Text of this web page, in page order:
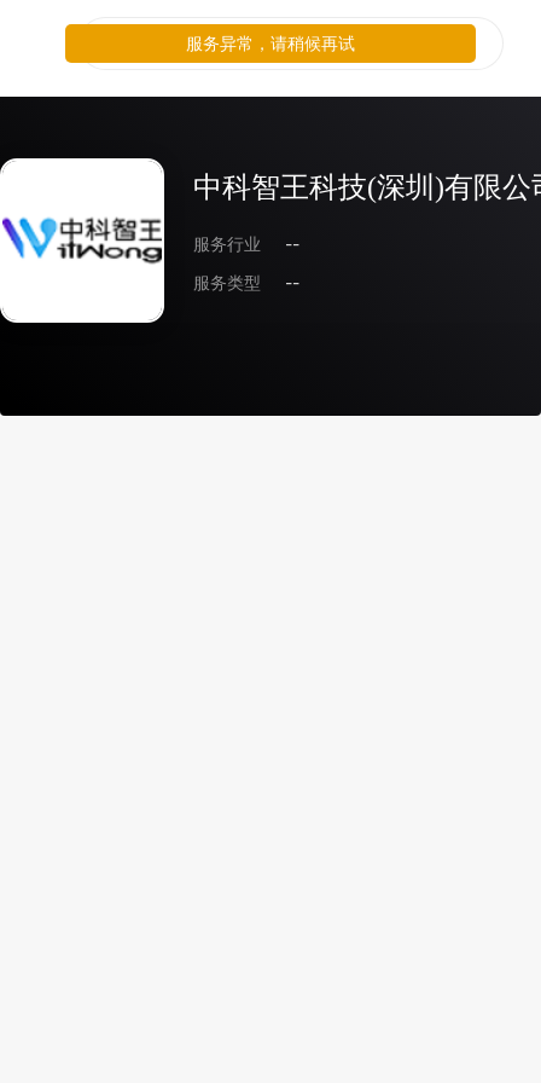
中科智王科技(深圳)有限公
服务行业
--
服务类型
--
服务异常，请稍候再试